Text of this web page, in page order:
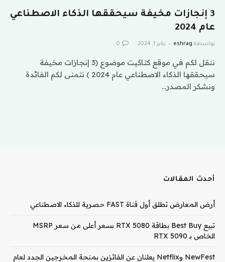
3 إنجازات مخيفة سيحققها الذكاء الاصطناعي
عام 2024
بواسطة eshrag يناير 1, 2024 0
ننقل لكم في موقع كتاكيت موضوع (3 إنجازات مخيفة
سيحققها الذكاء الاصطناعي عام 2024 ) نتمنى لكم الفائدة
ونشكر المصدر…
أحدث المقالات
أرض المعارض تطلق أول قناة FAST حصرية للذكاء الاصطناعي
تبيع Best Buy بطاقة RTX 5080 بسعر أعلى من سعر MSRP
الخاص بـ RTX 5090
NewFest وNetflix يعلنان عن الفائزين بمنحة المخرجين الجدد لعام